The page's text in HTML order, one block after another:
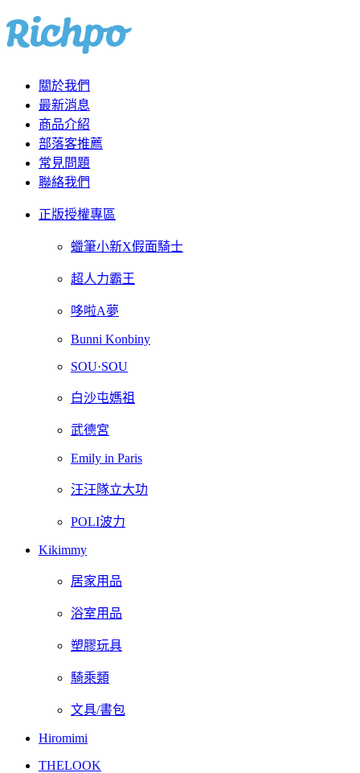
關於我們
最新消息
商品介紹
部落客推薦
常見問題
聯絡我們
正版授權專區
蠟筆小新X假面騎士
超人力霸王
哆啦A夢
Bunni Konbiny
SOU·SOU
白沙屯媽祖
武德宮
Emily in Paris
汪汪隊立大功
POLI波力
Kikimmy
居家用品
浴室用品
塑膠玩具
騎乘類
文具/書包
Hiromimi
THELOOK